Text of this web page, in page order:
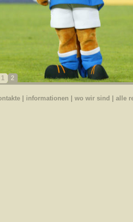
1 2
| informationen wo wir sind | alle